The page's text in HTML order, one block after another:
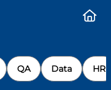
QA Data HR